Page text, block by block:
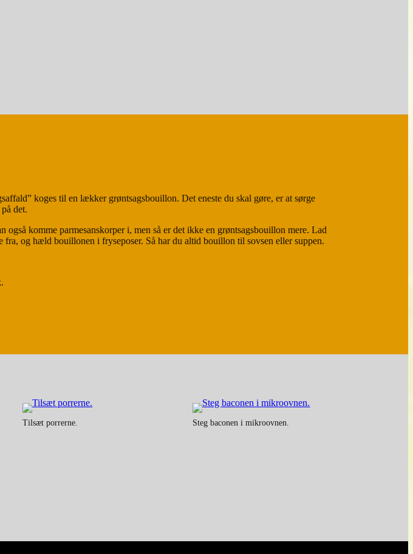
koges til en lækker grøntsagsbouillon. Det eneste du skal gøre, er at sørge
det.
komme parmesanskorper i, men så er det ikke en grøntsagsbouillon mere. Lad
og hæld bouillonen i fryseposer. Så har du altid bouillon til sovsen eller suppen.
Tilsæt porrerne. Steg baconen i mikroovnen.